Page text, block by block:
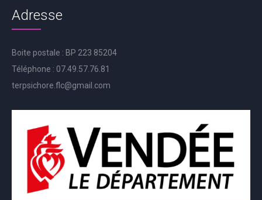
Adresse
Boite postale : BP 223 85204
Téléphone : 07.49.57.76.81
terpsichore.flc@gmail.com